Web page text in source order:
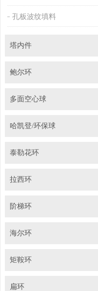
孔板波纹填料
塔内件
鲍尔环
多面空心球
哈凯登/环保球
泰勒花环
拉西环
阶梯环
海尔环
矩鞍环
扁环